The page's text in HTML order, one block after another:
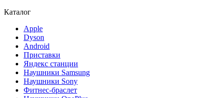
Каталог
Apple
Dyson
Android
Приставки
Яндекс станции
Наушники Samsung
Наушники Sony
Фитнес-браслет